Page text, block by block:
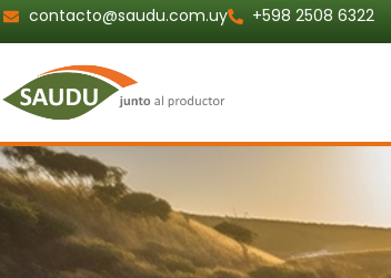
Ir
al
contenido
contacto@saudu.com.uy +598 2508 6322